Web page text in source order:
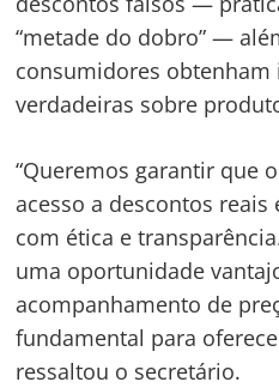
“metade do dobro” —
consumidores obtenham
verdadeiras sobre
“Queremos garantir que
acesso a descontos
com ética e
uma oportunidade
acompanhamento de
fundamental para
ressaltou o secretário.
de
Post